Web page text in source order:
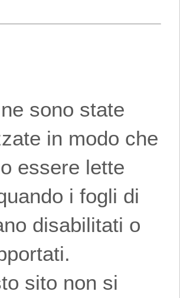
sono state
in modo che
essere lette
i fogli di
disabilitati o
sito non si